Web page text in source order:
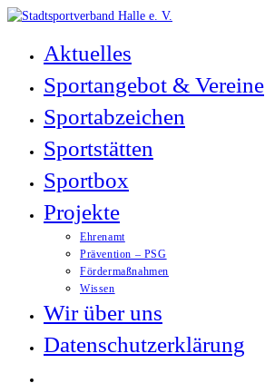
Zum
springenAktuelles
Sportangebot & Vereine
Sportabzeichen
Sportstätten
Sportbox
Projekte
Ehrenamt
Prävention – PSG
Fördermaßnahmen
Wissen
Wir über uns
Datenschutzerklärung